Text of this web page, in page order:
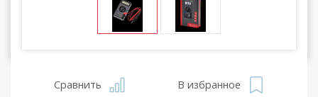
Сравнить В избранное